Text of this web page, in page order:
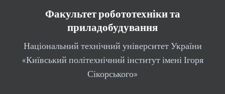
Факультет робототехніки та
приладобудування
Національний технічний університет України
«Київський політехнічний інститут імені Ігоря
Сікорського»